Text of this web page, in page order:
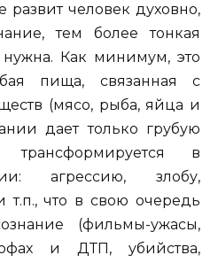
развит человек духовно,
тем более тонкая
Как минимум, это
пища, связанная с
(мясо, рыба, яйца и
дает только грубую
трансформируется в
агрессию, злобу,
т.п., что в свою очередь
(фильмы-ужасы,
и ДТП, убийства,